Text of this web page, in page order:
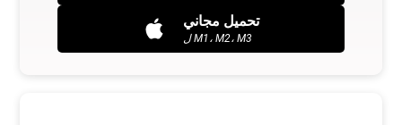
تحميل مجاني
ل M1، M2، M3